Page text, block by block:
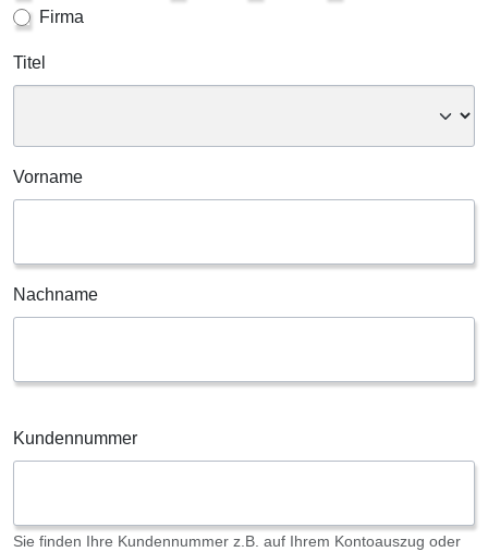
Firma
Titel
Vorname
Nachname
Kundennummer
Sie finden Ihre Kundennummer z.B. auf Ihrem Kontoauszug oder